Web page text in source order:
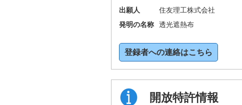
出願人
住友理工株式会社
発明の名称
透光遮熱布
登録者への連絡はこちら
開放特許情報